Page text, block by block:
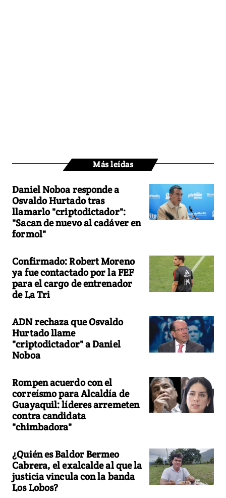
Más leídas
Daniel Noboa responde a
Osvaldo Hurtado tras
llamarlo "criptodictador":
"Sacan de nuevo al cadáver en
formol"
Confirmado: Robert Moreno
ya fue contactado por la FEF
para el cargo de entrenador
de La Tri
ADN rechaza que Osvaldo
Hurtado llame
"criptodictador" a Daniel
Noboa
Rompen acuerdo con el
correísmo para Alcaldía de
Guayaquil: líderes arremeten
contra candidata
"chimbadora"
¿Quién es Baldor Bermeo
Cabrera, el exalcalde al que la
justicia vincula con la banda
Los Lobos?